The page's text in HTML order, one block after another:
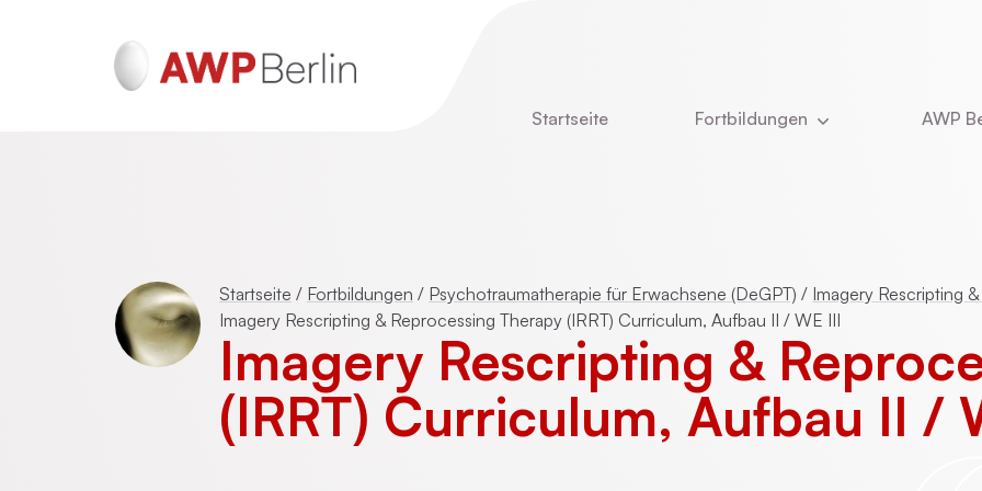
Startseite Fortbildungen
(DeGPT)
Kinder- und Jugendlichenpsychotherapie
Mentalisierungsbasierte Psychotherapie
(MBT)
Online-Vorträge
AWP
Was
Vita
Startseite / Fortbildungen / Psychotraumatherapie für Erwachsene (DeGPT) / Imagery Rescripting
Imagery Rescripting & Reprocessing Therapy (IRRT) Curriculum, Aufbau II / WE III
Imagery Rescripting &
(IRRT) Curriculum, Aufbau II /